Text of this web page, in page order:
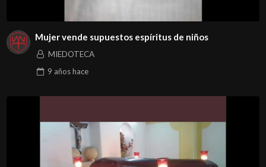
Mujer vende supuestos espíritus de niños
MIEDOTECA
9 añoshace